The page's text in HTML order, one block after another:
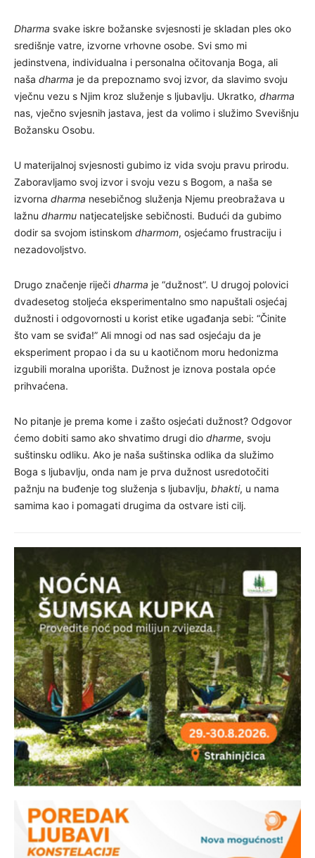
Dharma svake iskre božanske svjesnosti je skladan ples oko
središnje vatre, izvorne vrhovne osobe. Svi smo mi
jedinstvena, individualna i personalna očitovanja Boga, ali
naša dharma je da prepoznamo svoj izvor, da slavimo svoju
vječnu vezu s Njim kroz služenje s ljubavlju. Ukratko, dharma
nas, vječno svjesnih jastava, jest da volimo i služimo Svevišnju
Božansku Osobu.
U materijalnoj svjesnosti gubimo iz vida svoju pravu prirodu.
Zaboravljamo svoj izvor i svoju vezu s Bogom, a naša se
izvorna dharma nesebičnog služenja Njemu preobražava u
lažnu dharmu natjecateljske sebičnosti. Budući da gubimo
dodir sa svojom istinskom dharmom, osjećamo frustraciju i
nezadovoljstvo.
Drugo značenje riječi dharma je “dužnost”. U drugoj polovici
dvadesetog stoljeća eksperimentalno smo napuštali osjećaj
dužnosti i odgovornosti u korist etike ugađanja sebi: “Činite
što vam se sviđa!” Ali mnogi od nas sad osjećaju da je
eksperiment propao i da su u kaotičnom moru hedonizma
izgubili moralna uporišta. Dužnost je iznova postala opće
prihvaćena.
No pitanje je prema kome i zašto osjećati dužnost? Odgovor
ćemo dobiti samo ako shvatimo drugi dio dharme, svoju
suštinsku odliku. Ako je naša suštinska odlika da služimo
Boga s ljubavlju, onda nam je prva dužnost usredotočiti
pažnju na buđenje tog služenja s ljubavlju, bhakti, u nama
samima kao i pomagati drugima da ostvare isti cilj.